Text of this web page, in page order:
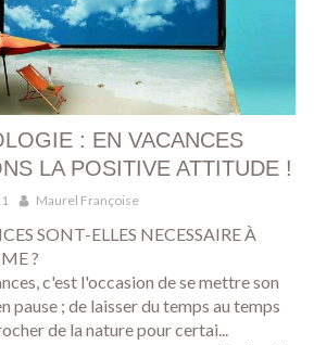
: EN VACANCES
LA POSITIVE ATTITUDE !
Maurel Françoise
SONT-ELLES NECESSAIRE À
?
c'est l'occasion de se mettre son
pause ; de laisser du temps au temps
de la nature pour certai...